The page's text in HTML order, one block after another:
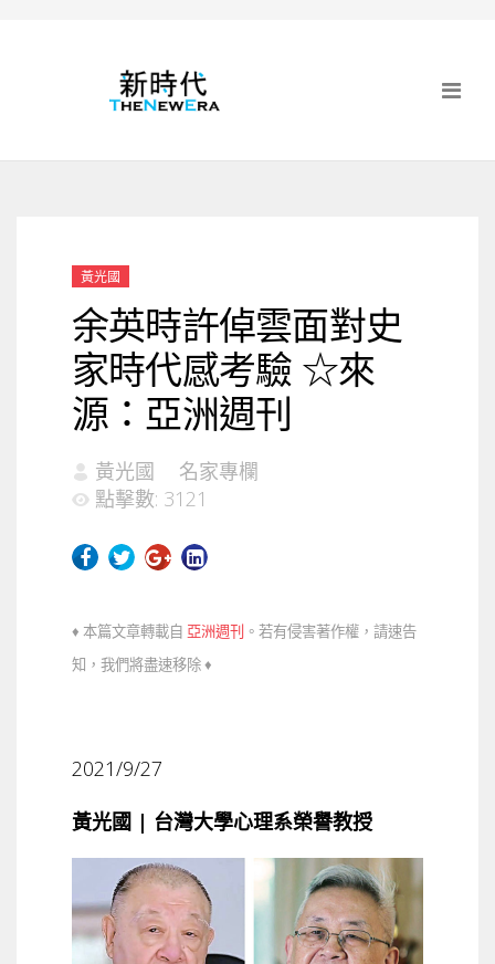
黃光國
余英時許倬雲面對史
家時代感考驗 ☆來
源：亞洲週刊
黃光國
名家專欄
點擊數: 3121
♦ 本篇文章轉載自 亞洲週刊 。若有侵害著作權，請速告
知，我們將盡速移除 ♦
2021/9/27
黃光國 | 台灣大學心理系榮譽教授